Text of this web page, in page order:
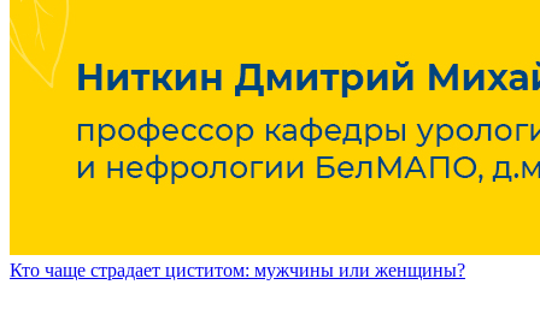
Кто чаще страдает циститом: мужчины или женщины?